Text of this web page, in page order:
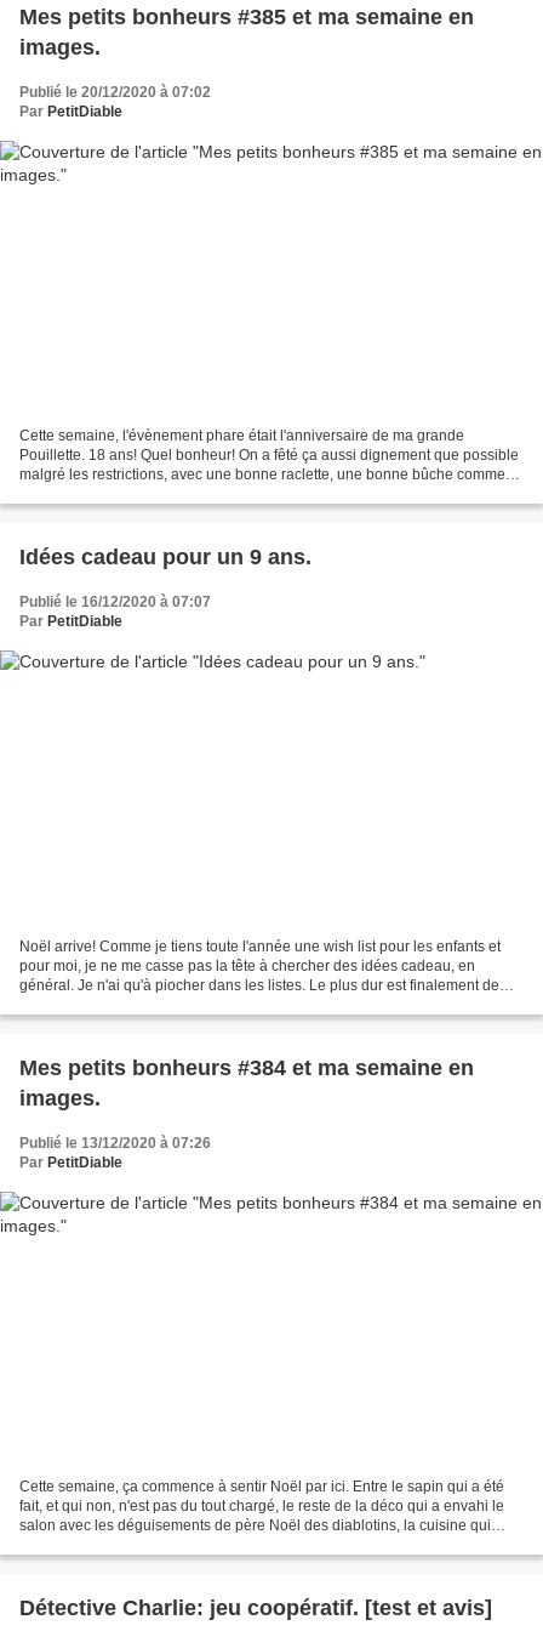
Mes petits bonheurs #385 et ma semaine en
images.
Publié le 20/12/2020 à 07:02
Par PetitDiable
Cette semaine, l'évènement phare était l'anniversaire de ma grande
Pouillette. 18 ans! Quel bonheur! On a fêté ça aussi dignement que possible
malgré les restrictions, avec une bonne raclette, une bonne bûche comme
Idées cadeau pour un 9 ans.
Publié le 16/12/2020 à 07:07
Par PetitDiable
Noël arrive! Comme je tiens toute l'année une wish list pour les enfants et
pour moi, je ne me casse pas la tête à chercher des idées cadeau, en
général. Je n'ai qu'à piocher dans les listes. Le plus dur est finalement de
Mes petits bonheurs #384 et ma semaine en
images.
Publié le 13/12/2020 à 07:26
Par PetitDiable
Cette semaine, ça commence à sentir Noël par ici. Entre le sapin qui a été
fait, et qui non, n'est pas du tout chargé, le reste de la déco qui a envahi le
salon avec les déguisements de père Noël des diablotins, la cuisine qui
Détective Charlie: jeu coopératif. [test et avis]